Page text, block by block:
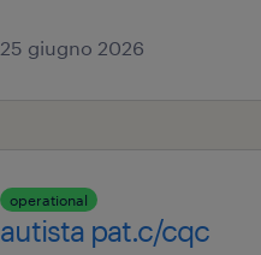
25 giugno 2026
operational
autista pat.c/cqc